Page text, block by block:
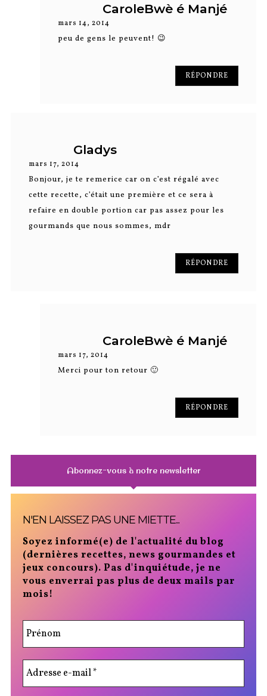
CaroleBwè é Manjé
mars 14, 2014
peu de gens le peuvent! 😉
RÉPONDRE
Gladys
mars 17, 2014
Bonjour, je te remerice car on c’est régalé avec
cette recette, c’était une première et ce sera à
refaire en double portion car pas assez pour les
gourmands que nous sommes, mdr
RÉPONDRE
CaroleBwè é Manjé
mars 17, 2014
Merci pour ton retour 🙂
RÉPONDRE
Abonnez-vous à notre newsletter
N'EN LAISSEZ PAS UNE MIETTE...
Soyez informé(e) de l'actualité du blog
(dernières recettes, news gourmandes et
jeux concours). Pas d'inquiétude, je ne
vous enverrai pas plus de deux mails par
mois!